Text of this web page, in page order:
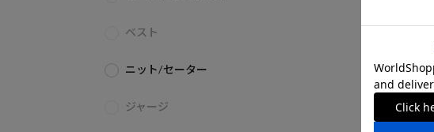
ベスト
ニット/セーター
ジャージ